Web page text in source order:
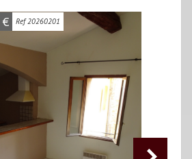
€ Ref 20260201